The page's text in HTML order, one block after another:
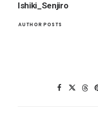
Ishiki_Senjiro
AUTHOR POSTS